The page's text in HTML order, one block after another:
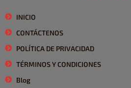
INICIO
CONTÁCTENOS
POLÍTICA DE PRIVACIDAD
TÉRMINOS Y CONDICIONES
Blog